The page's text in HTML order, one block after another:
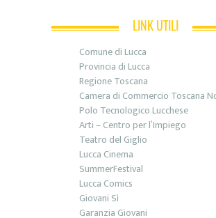
LINK UTILI
Comune di Lucca
Provincia di Lucca
Regione Toscana
Camera di Commercio Toscana
Polo Tecnologico Lucchese
Arti – Centro per l’Impiego
Teatro del Giglio
Lucca Cinema
SummerFestival
Lucca Comics
Giovani Sì
Garanzia Giovani